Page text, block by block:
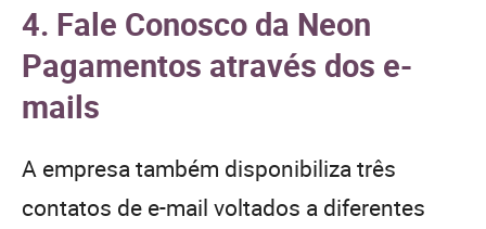
4. Fale Conosco da Neon
Pagamentos através dos e-
mails
A empresa também disponibiliza três
contatos de e-mail voltados a diferentes